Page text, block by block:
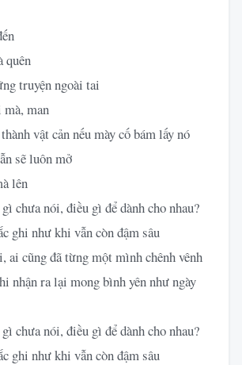
quên
truyện ngoài tai
man
vật cản nếu mày cố bám lấy nó
sẽ luôn mở
lên
chưa nói, điều gì để dành cho nhau?
ghi như khi vẫn còn đậm sâu
ai cũng đã từng một mình chênh vênh
nhận ra lại mong bình yên như ngày
chưa nói, điều gì để dành cho nhau?
ghi như khi vẫn còn đậm sâu